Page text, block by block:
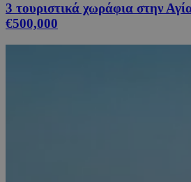
3 τουριστικά χωράφια στην
€500,000